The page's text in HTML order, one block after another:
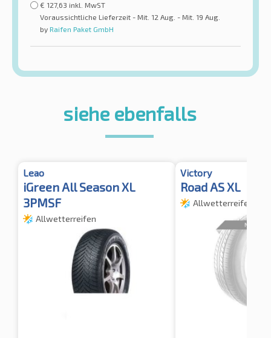
€ 127,63 inkl. MwST
Voraussichtliche Lieferzeit - Mit. 12 Aug. - Mit. 19 Aug.
by Raifen Paket GmbH
siehe ebenfalls
Leao
iGreen All Season XL
3PMSF
Allwetterreifen
Victory
Road AS XL
Allwetterreifen